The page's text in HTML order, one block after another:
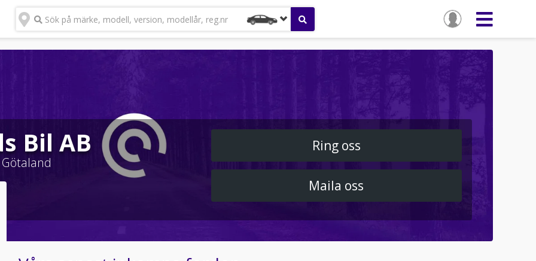
Sök på märke, modell, version, modellår, reg.nr
Bil AB Ring oss
Maila oss